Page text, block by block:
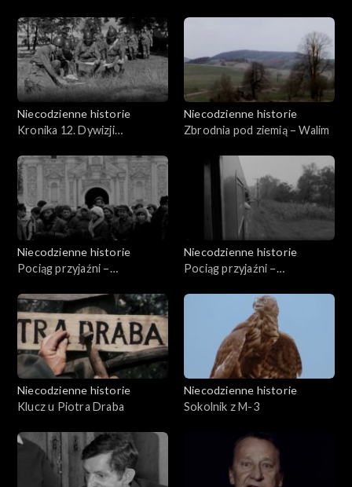
Niecodzienne historie
Kronika 12. Dywizji
Niecodzienne historie
Zbrodnia pod ziemią – Walim
Niecodzienne historie
Pociąg przyjaźni –
Niecodzienne historie
Pociąg przyjaźni –
Niecodzienne historie
Klucz u Piotra Draba
Niecodzienne historie
Sokolnik z M-3